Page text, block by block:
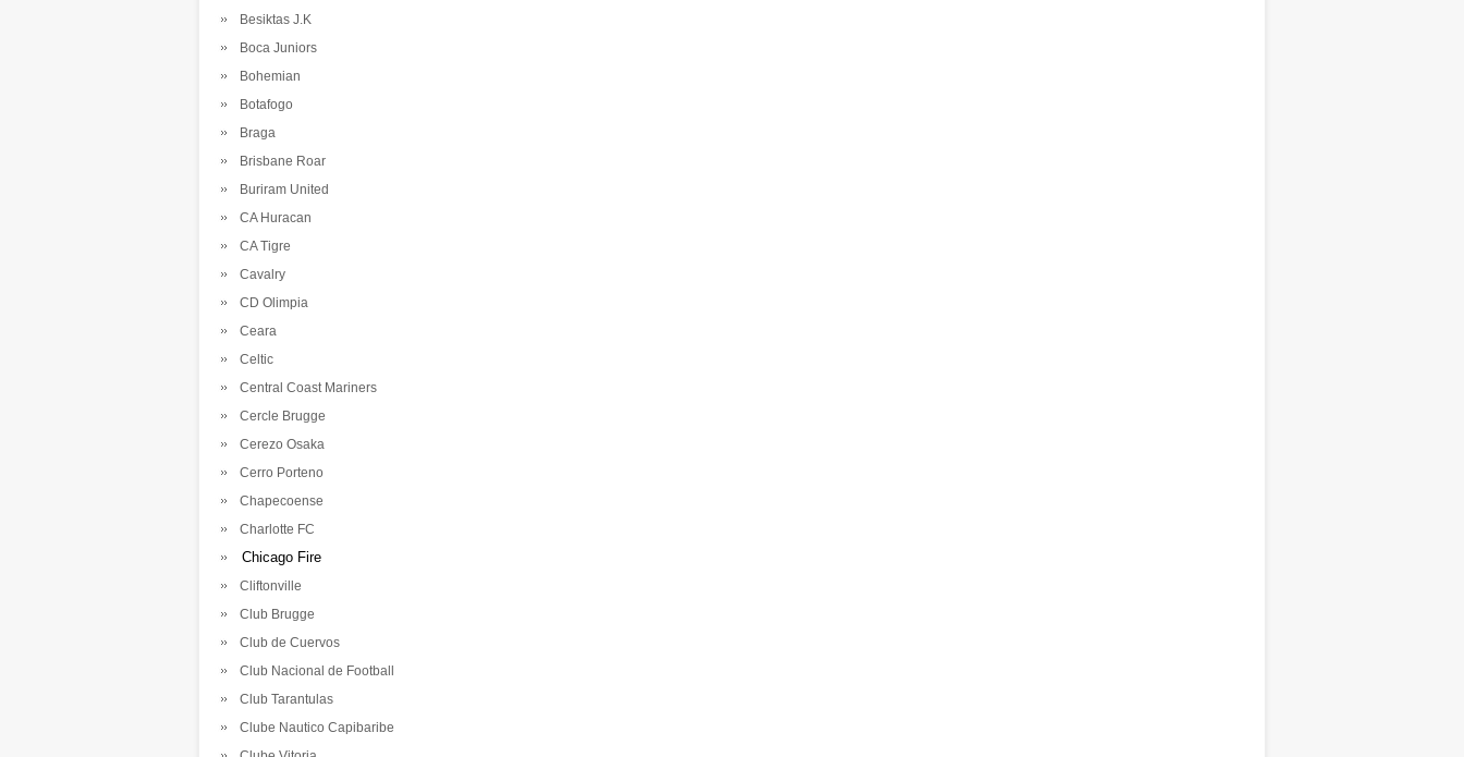
Besiktas J.K
Boca Juniors
Bohemian
Botafogo
Braga
Brisbane Roar
Buriram United
CA Huracan
CA Tigre
Cavalry
CD Olimpia
Ceara
Celtic
Central Coast Mariners
Cercle Brugge
Cerezo Osaka
Cerro Porteno
Chapecoense
Charlotte FC
Chicago Fire
Cliftonville
Club Brugge
Club de Cuervos
Club Nacional de Football
Club Tarantulas
Clube Nautico Capibaribe